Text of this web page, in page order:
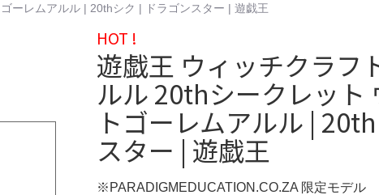
ーレムアルル | 20thシク | ドラゴンスター | 遊戯王
HOT !
遊戯王 ウィッチクラフ
ルル 20thシークレット
トゴーレムアルル |
スター | 遊戯王
※PARADIGMEDUCATION.CO.ZA 限定モデル